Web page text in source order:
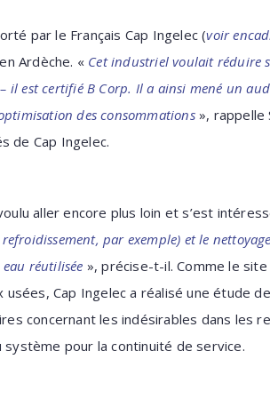
par le Français Cap Ingelec (voir
Ardèche. « Cet industriel voulait réduire
il est certifié B Corp. Il a ainsi mené un
des consommations», rappelle
de Cap Ingelec.
aller encore plus loin et s’est
par exemple) et le
réutilisée », précise-t-il. Comme le
Cap Ingelec a réalisé une étude
concernant les indésirables dans les
pour la continuité de service.